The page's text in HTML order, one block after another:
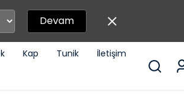
Devam
Kap Tunik İletişim